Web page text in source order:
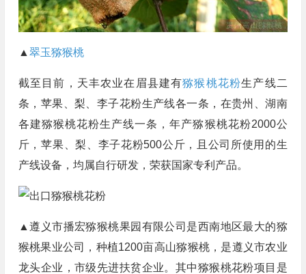
▲ 翠玉猕猴桃
截至目前，天丰农业在眉县建有猕猴桃花粉生产线二
条，苹果、梨、李子花粉生产线各一条，在贵州、湖南
各建猕猴桃花粉生产线一条，年产猕猴桃花粉2000公
斤，苹果、梨、李子花粉500公斤，且公司所使用的生
产线设备，均属自行研发，荣获国家专利产品。
▲遵义市播宏猕猴桃果园有限公司是西南地区最大的猕
猴桃果业公司，种植1200亩高山猕猴桃，是遵义市农业
龙头企业，市级先进扶贫企业。其中猕猴桃花粉项目是